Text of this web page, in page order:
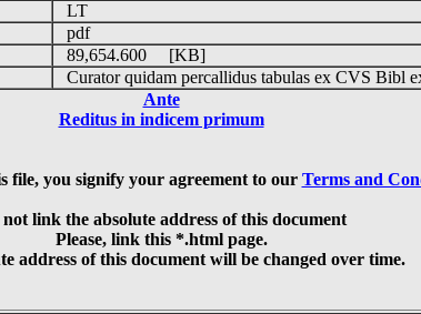
LT
pdf
89,654.600 [KB]
Curator quidam percallidus tabulas ex CVS Bibl
Ante
Reditus in indicem primum
file, you signify your agreement to our Terms and
link the absolute address of this document
Please, link this *.html page.
address of this document will be changed over time.